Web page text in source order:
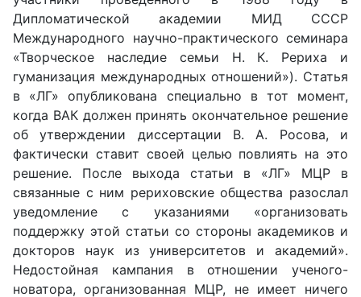
Дипломатической академии МИД СССР
Международного научно-практического семинара
«Творческое наследие семьи Н. К. Рериха и
гуманизация международных отношений»). Статья
в «ЛГ» опубликована специально в тот момент,
когда ВАК должен принять окончательное решение
об утверждении диссертации В. А. Росова, и
фактически ставит своей целью повлиять на это
решение. После выхода статьи в «ЛГ» МЦР в
связанные с ним рериховские общества разослал
уведомление с указаниями «организовать
поддержку этой статьи со стороны академиков и
докторов наук из университетов и академий».
Недостойная кампания в отношении ученого-
новатора, организованная МЦР, не имеет ничего